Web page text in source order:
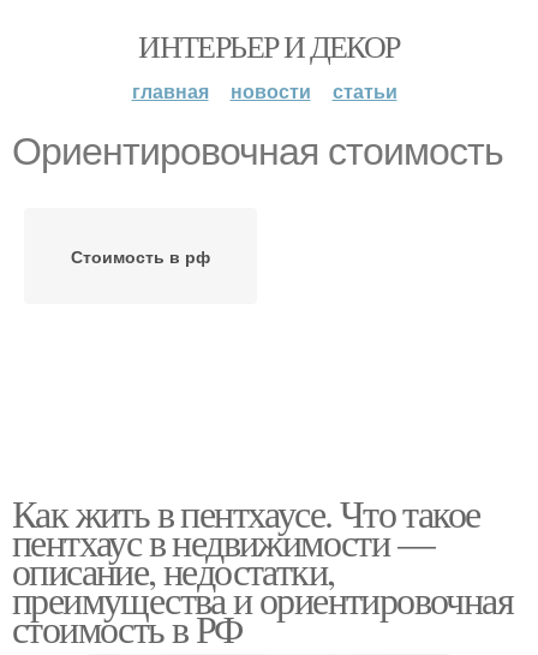
ИНТЕРЬЕР И ДЕКОР
главная новости статьи
Ориентировочная стоимость
Стоимость в рф
Как жить в пентхаусе. Что такое
пентхаус в недвижимости —
описание, недостатки,
преимущества и ориентировочная
стоимость в РФ